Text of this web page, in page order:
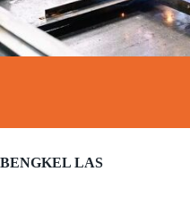
BENGKEL LAS